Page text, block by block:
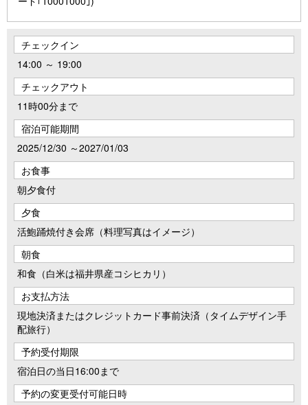
チェックイン
14:00 ～ 19:00
チェックアウト
11時00分まで
宿泊可能期間
2025/12/30 ～2027/01/03
お食事
朝夕食付
夕食
活鮑踊焼付き会席（料理写真はイメージ）
朝食
和食（白米は福井県産コシヒカリ）
お支払方法
現地決済またはクレジットカード事前決済（タイムデザイン手
配旅行）
予約受付期限
宿泊日の当日16:00まで
予約の変更受付可能日時